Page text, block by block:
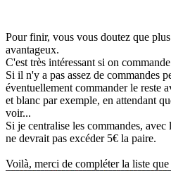
Pour finir, vous vous doutez que
avantageux.
C'est très intéressant si on
Si il n'y a pas assez de commandes
éventuellement commander le reste
et blanc par exemple, en attendant
voir...
Si je centralise les commandes,
ne devrait pas excéder 5€ la paire.
Voilà, merci de compléter la liste que